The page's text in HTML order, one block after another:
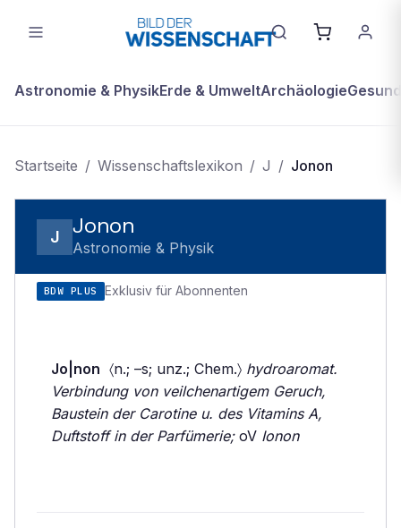
Astronomie & PhysikErde & UmweltArchäologie
Startseite / Wissenschaftslexikon / J / Jonon
J Jonon
Astronomie & Physik
BDW PLUS Exklusiv für Abonnenten
Jo|non 〈n.; –s; unz.; Chem.〉 hydroaromat.
Verbindung von veilchenartigem Geruch,
Baustein der Carotine u. des Vitamins A,
Duftstoff in der Parfümerie;oV Ionon